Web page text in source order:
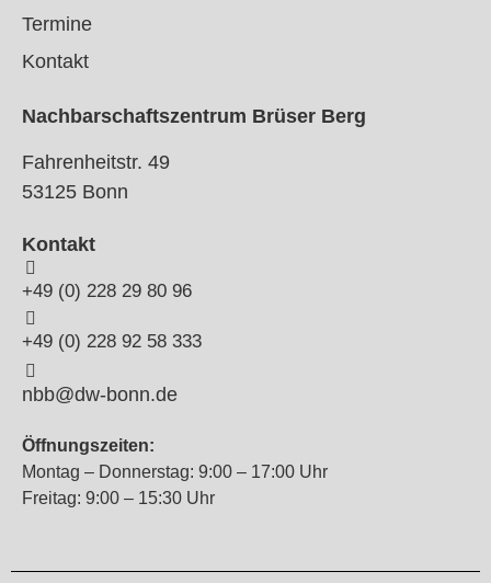
Termine
Kontakt
Nachbarschaftszentrum Brüser Berg
Fahrenheitstr. 49
53125 Bonn
Kontakt
+49 (0) 228 29 80 96
+49 (0) 228 92 58 333
nbb@dw-bonn.de
Öffnungszeiten:
Montag – Donnerstag: 9:00 – 17:00 Uhr
Freitag: 9:00 – 15:30 Uhr